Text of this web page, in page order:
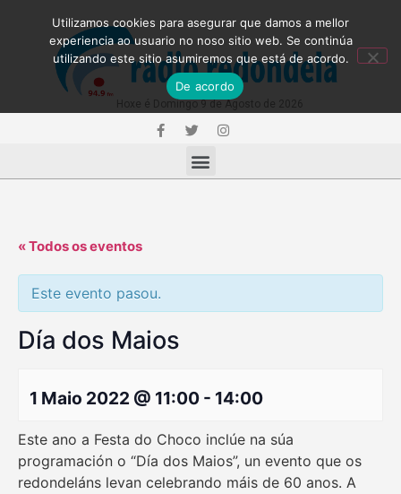
« Todos os eventos
Este evento pasou.
Día dos Maios
1 Maio 2022 @ 11:00 - 14:00
Este ano a Festa do Choco inclúe na súa
programación o “Día dos Maios”, un evento que os
redondeláns levan celebrando máis de 60 anos. A
Utilizamos cookies para asegurar que damos a mellor
experiencia ao usuario no noso sitio web. Se continúa
utilizando este sitio asumiremos que está de acordo.
De acordo